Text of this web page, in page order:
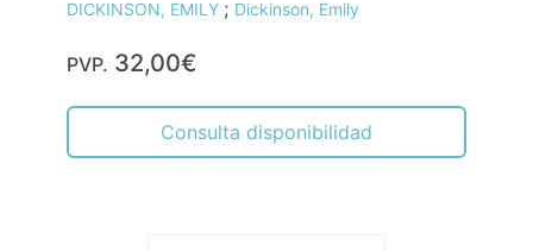
DICKINSON, EMILY ; Dickinson, Emily
PVP. 32,00€
Consulta disponibilidad